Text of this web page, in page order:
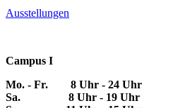
Ausstellungen
Campus I
Mo. - Fr. 8 Uhr - 24 Uhr
Sa. 8 Uhr - 19 Uhr